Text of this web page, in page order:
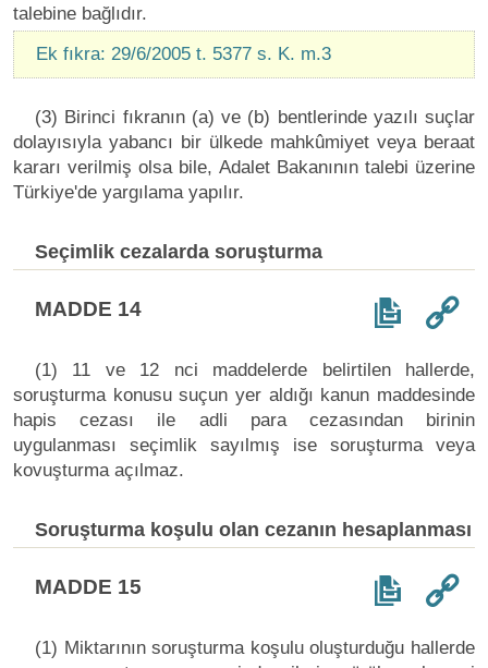
talebine bağlıdır.
Ek fıkra: 29/6/2005 t. 5377 s. K. m.3
(3) Birinci fıkranın (a) ve (b) bentlerinde yazılı suçlar
dolayısıyla yabancı bir ülkede mahkûmiyet veya beraat
kararı verilmiş olsa bile, Adalet Bakanının talebi üzerine
Türkiye'de yargılama yapılır.
Seçimlik cezalarda soruşturma
MADDE 14
(1) 11 ve 12 nci maddelerde belirtilen hallerde,
soruşturma konusu suçun yer aldığı kanun maddesinde
hapis cezası ile adli para cezasından birinin
uygulanması seçimlik sayılmış ise soruşturma veya
kovuşturma açılmaz.
Soruşturma koşulu olan cezanın hesaplanması
MADDE 15
(1) Miktarının soruşturma koşulu oluşturduğu hallerde